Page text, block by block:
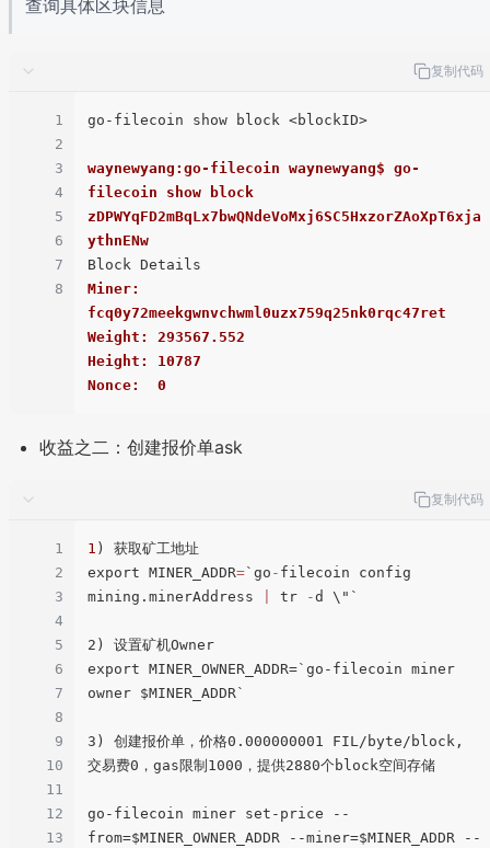
查询具体区块信息
复制代码
1
2
3
4
5
6
7
8
go-filecoin show block <blockID>
waynewyang:go-filecoin waynewyang$ go-
filecoin show block
zDPWYqFD2mBqLx7bwQNdeVoMxj6SC5HxzorZAoXpT6xja
ythnENw
Miner:
fcq0y72meekgwnvchwml0uzx759q25nk0rqc47ret
Weight: 293567.552
Height: 10787
Nonce:  0
收益之二：创建报价单ask
复制代码
1
2
3
4
5
6
7
8
9
10
11
12
13
1 ) 获取矿工地址
export MINER_ADDR=`go - filecoin config
mining.minerAddress
tr -d \"`
2) 设置矿机Owner
export MINER_OWNER_ADDR=`go-filecoin miner
owner $MINER_ADDR`
3) 创建报价单，价格0.000000001 FIL/byte/block,
交易费0，gas限制1000，提供2880个block空间存储
go-filecoin miner set-price --
from=$MINER_OWNER_ADDR --miner=$MINER_ADDR --